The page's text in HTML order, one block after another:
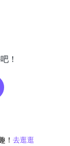
！
！ 去逛逛